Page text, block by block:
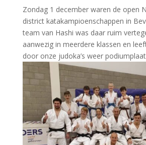
Zondag 1 december waren de open
district katakampioenschappen in
team van Hashi was daar ruim
aanwezig in meerdere klassen en
door onze judoka’s weer